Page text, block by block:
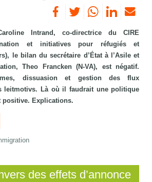
Intrand, co-directrice du CIRE
et initiatives pour réfugiés et
le bilan du secrétaire d’État à l’Asile et
Theo Francken (N-VA), est négatif.
dissuasion et gestion des flux
leitmotivs. Là où il faudrait une politique
positive. Explications.
des effets d’annonce